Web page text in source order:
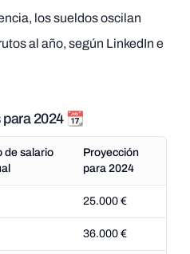
los sueldos oscilan
al año, según LinkedIn e
2024 📆
de salario
Proyección
para 2024
25.000 €
36.000 €